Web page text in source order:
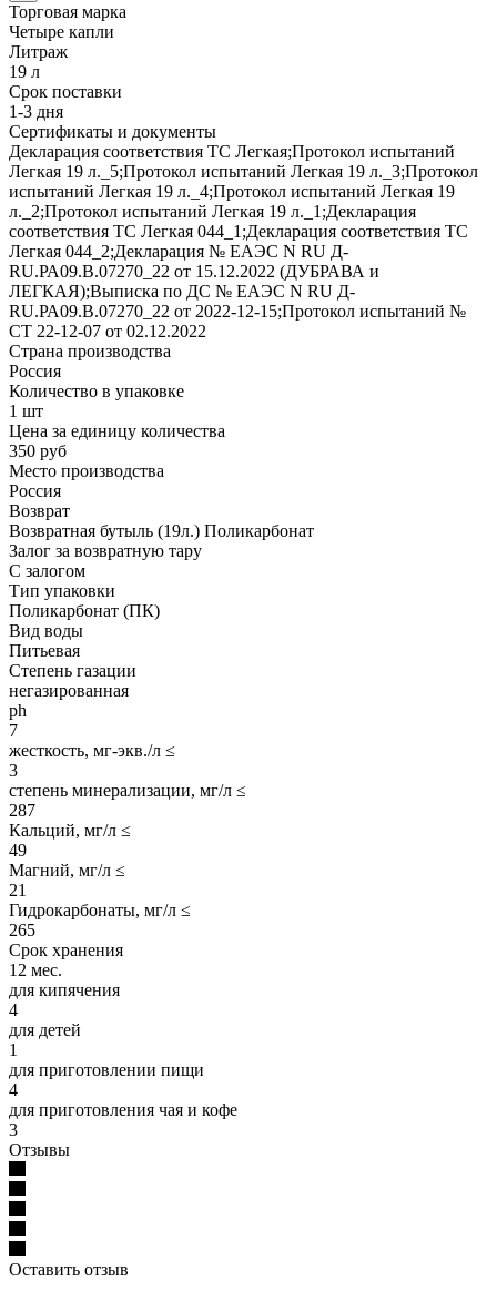
Торговая марка
Четыре капли
Литраж
19 л
Срок поставки
1-3 дня
Сертификаты и документы
Декларация соответствия ТС Легкая;Протокол испытаний
Легкая 19 л._5;Протокол испытаний Легкая 19 л._3;Протокол
испытаний Легкая 19 л._4;Протокол испытаний Легкая 19
л._2;Протокол испытаний Легкая 19 л._1;Декларация
соответствия ТС Легкая 044_1;Декларация соответствия ТС
Легкая 044_2;Декларация № ЕАЭС N RU Д-
RU.РА09.В.07270_22 от 15.12.2022 (ДУБРАВА и
ЛЕГКАЯ);Выписка по ДС № ЕАЭС N RU Д-
RU.РА09.В.07270_22 от 2022-12-15;Протокол испытаний №
СТ 22-12-07 от 02.12.2022
Страна производства
Россия
Количество в упаковке
1 шт
Цена за единицу количества
350 руб
Место производства
Россия
Возврат
Возвратная бутыль (19л.) Поликарбонат
Залог за возвратную тару
С залогом
Тип упаковки
Поликарбонат (ПК)
Вид воды
Питьевая
Степень газации
негазированная
ph
7
жесткость, мг-экв./л ≤
3
степень минерализации, мг/л ≤
287
Кальций, мг/л ≤
49
Магний, мг/л ≤
21
Гидрокарбонаты, мг/л ≤
265
Срок хранения
12 мес.
для кипячения
4
для детей
1
для приготовлении пищи
4
для приготовления чая и кофе
3
Отзывы
Оставить отзыв